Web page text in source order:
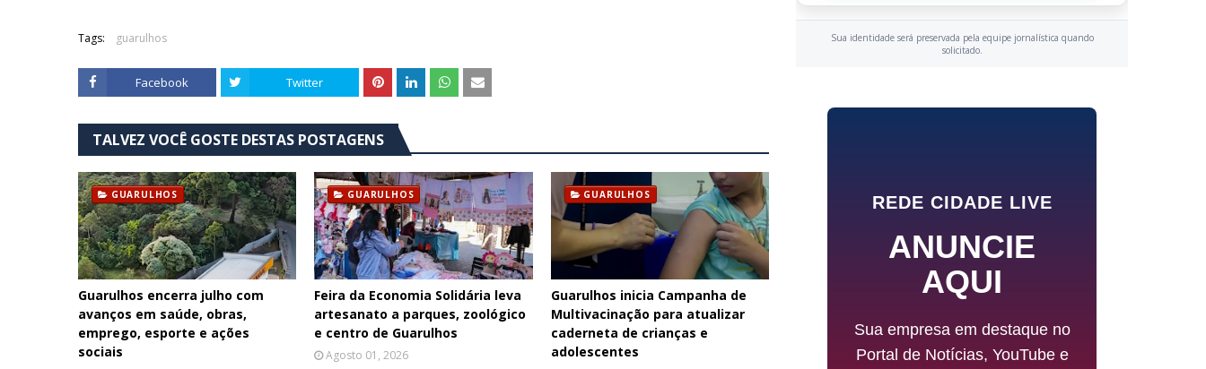
Tags: guarulhos
Facebook Twitter
TALVEZ VOCÊ GOSTE DESTAS POSTAGENS
GUARULHOS
Guarulhos encerra julho com
avanços em saúde, obras,
emprego, esporte e ações
sociais
GUARULHOS
Feira da Economia Solidária leva
artesanato a parques, zoológico
e centro de Guarulhos
Agosto 01, 2026
GUARULHOS
Guarulhos inicia Campanha de
Multivacinação para atualizar
caderneta de crianças e
adolescentes
Sua identidade será preservada pela equipe jornalística quando
solicitado.
REDE CIDADE LIVE
ANUNCIE
AQUI
Sua empresa em destaque no
Portal de Notícias, YouTube e